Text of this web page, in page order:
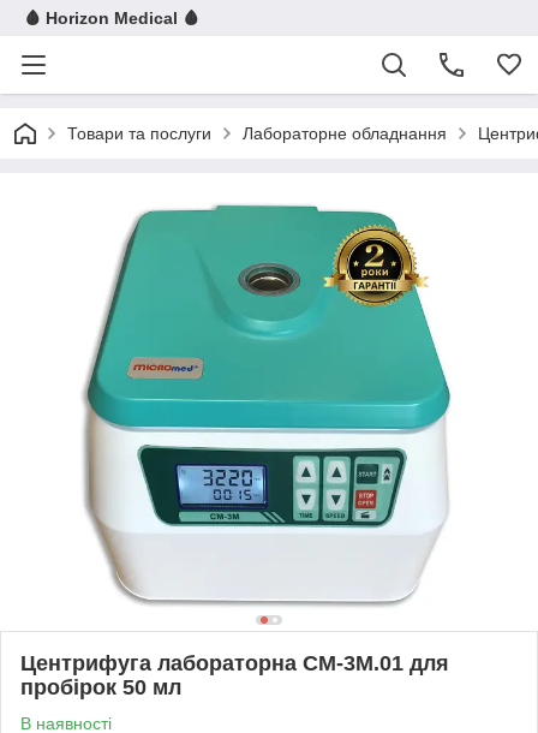
🩸 Horizon Medical 🩸
Товари та послуги Лабораторне обладнання
Центрифуга лабораторна СМ-3М.01 для
пробірок 50 мл
В наявності